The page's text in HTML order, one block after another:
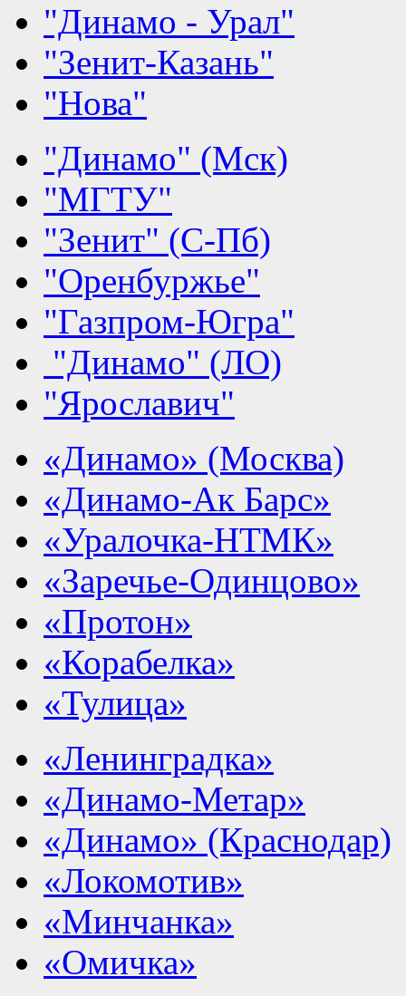
"Динамо - Урал"
"Зенит-Казань"
"Нова"
"Динамо" (Мск)
"МГТУ"
"Зенит" (С-Пб)
"Оренбуржье"
"Газпром-Югра"
"Динамо" (ЛО)
"Ярославич"
«Динамо» (Москва)
«Динамо-Ак Барс»
«Уралочка-НТМК»
«Заречье-Одинцово»
«Протон»
«Корабелка»
«Тулица»
«Ленинградка»
«Динамо-Метар»
«Динамо» (Краснодар)
«Локомотив»
«Минчанка»
«Омичка»